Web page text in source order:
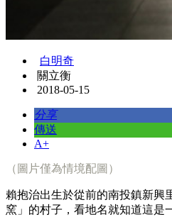
白明奇
關立衡
2018-05-15
分享
傳送
A+
（圖片僅為情境配圖）
賴抱治出生於從前的南投鎮新興
窯」的村子，看地名就知道這是